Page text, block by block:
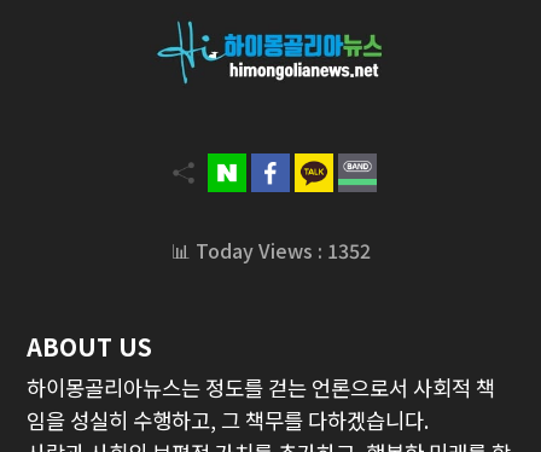
📊 Today Views : 1352
ABOUT US
하이몽골리아뉴스는 정도를 걷는 언론으로서 사회적 책
임을 성실히 수행하고, 그 책무를 다하겠습니다.